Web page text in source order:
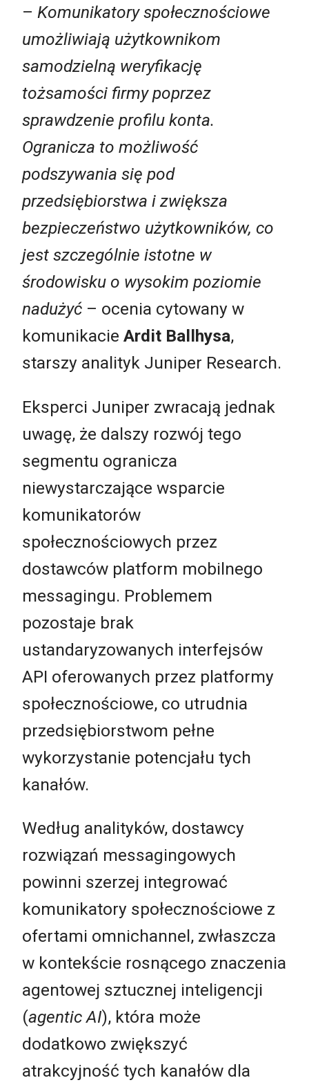
– Komunikatory społecznościowe
umożliwiają użytkownikom
samodzielną weryfikację
tożsamości firmy poprzez
sprawdzenie profilu konta.
Ogranicza to możliwość
podszywania się pod
przedsiębiorstwa i zwiększa
bezpieczeństwo użytkowników, co
jest szczególnie istotne w
środowisku o wysokim poziomie
nadużyć – ocenia cytowany w
komunikacie Ardit Ballhysa,
starszy analityk Juniper Research.
Eksperci Juniper zwracają jednak
uwagę, że dalszy rozwój tego
segmentu ogranicza
niewystarczające wsparcie
komunikatorów
społecznościowych przez
dostawców platform mobilnego
messagingu. Problemem
pozostaje brak
ustandaryzowanych interfejsów
API oferowanych przez platformy
społecznościowe, co utrudnia
przedsiębiorstwom pełne
wykorzystanie potencjału tych
kanałów.
Według analityków, dostawcy
rozwiązań messagingowych
powinni szerzej integrować
komunikatory społecznościowe z
ofertami omnichannel, zwłaszcza
w kontekście rosnącego znaczenia
agentowej sztucznej inteligencji
(agentic AI), która może
dodatkowo zwiększyć
atrakcyjność tych kanałów dla